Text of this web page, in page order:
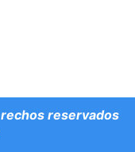
reservados